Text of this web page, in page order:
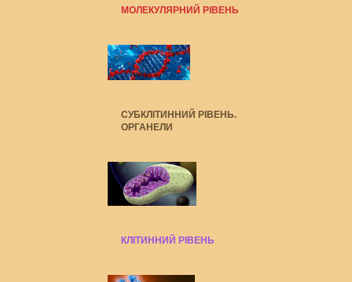
МОЛЕКУЛЯРНИЙ РІВЕНЬ
СУБКЛІТИННИЙ РІВЕНЬ.
ОРГАНЕЛИ
КЛІТИННИЙ РІВЕНЬ